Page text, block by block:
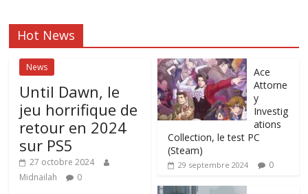
Hot News
News
Until Dawn, le
jeu horrifique de
retour en 2024
sur PS5
27 octobre 2024
Midnailah
0
Ace
Attorne
y
Investig
ations
Collection, le test PC
(Steam)
29 septembre 2024 0